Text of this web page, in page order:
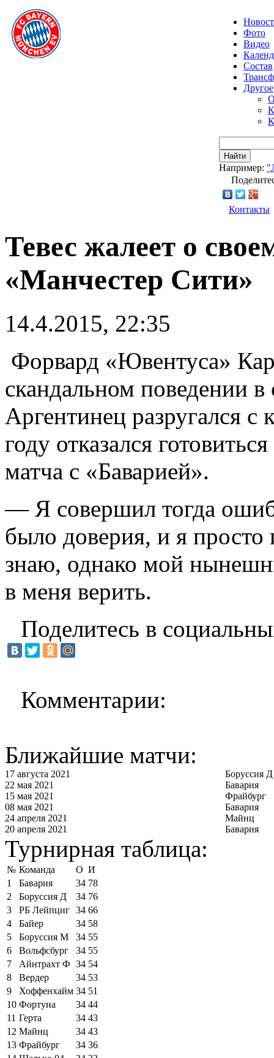
Фото
Видео
Состав
Другое
Найти
Например:
Контакты
Тевес жалеет о
«Манчестер Сити»
14.4.2015, 22:35
Форвард «Ювентуса»
скандальном поведении
Аргентинец разругался с
году отказался
матча с «Баварией».
— Я совершил тогда
было доверия, и я просто
знаю, однако мой
в меня верить.
Поделитесь в
Комментарии:
Ближайшие матчи:
17 августа 2021
Боруссия Д
22 мая 2021
Бавария
15 мая 2021
Фрайбург
08 мая 2021
Бавария
24 апреля 2021
Майнц
20 апреля 2021
Бавария
Турнирная таблица:
№ Команда О И
1
Бавария 34 78
2
Боруссия Д 34 76
3
РБ Лейпциг 34 66
4
Байер 34 58
5
Боруссия М 34 55
6
Вольфсбург 34 55
7
Айнтрахт Ф 34 54
8
Вердер 34 53
9
Хоффенхайм 34 51
10 Фортуна 34 44
11 Герта 34 43
12 Майнц 34 43
13 Фрайбург 34 36